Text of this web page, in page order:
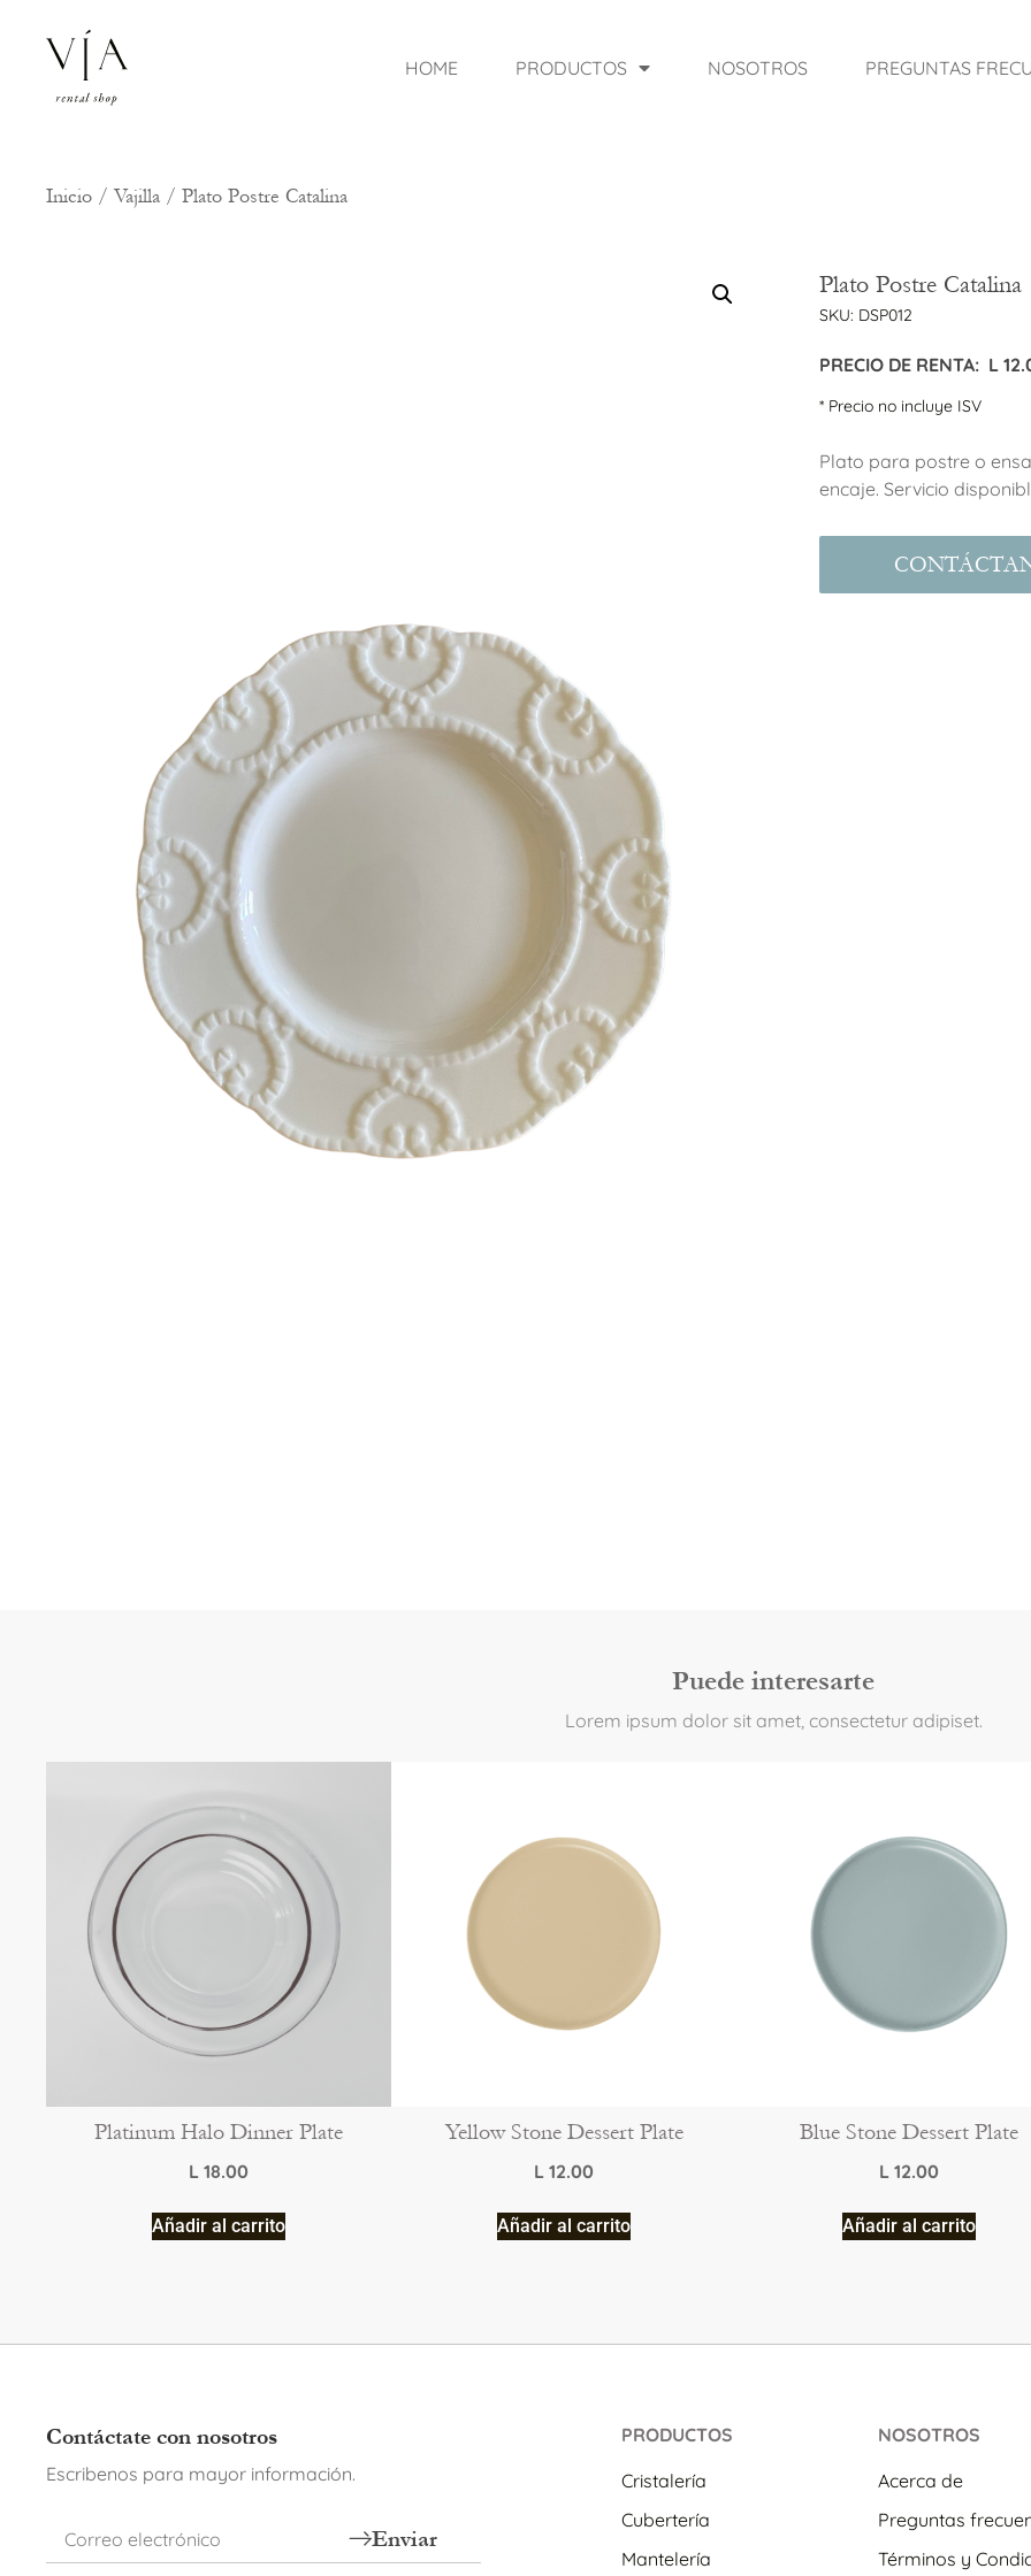
HOME PRODUCTOS NOSOTROS PREGUNTAS
Inicio / Vajilla / Plato Postre Catalina
Plato Postre Catalina
SKU: DSP012
PRECIO DE RENTA: L
* Precio no incluye ISV
Plato para postre o
encaje. Servicio
Puede interesarte
Lorem ipsum dolor sit amet, consectetur adipiset.
Platinum Halo Dinner Plate
L 18.00
Añadir al carrito
Yellow Stone Dessert Plate
L 12.00
Añadir al carrito
Blue Stone Dessert Plate
L 12.00
Añadir al carrito
Contáctate con nosotros
Escribenos para mayor información.
Enviar
PRODUCTOS
Cristalería
Cubertería
Mantelería
NOSOTROS
Acerca de
Preguntas
Términos y